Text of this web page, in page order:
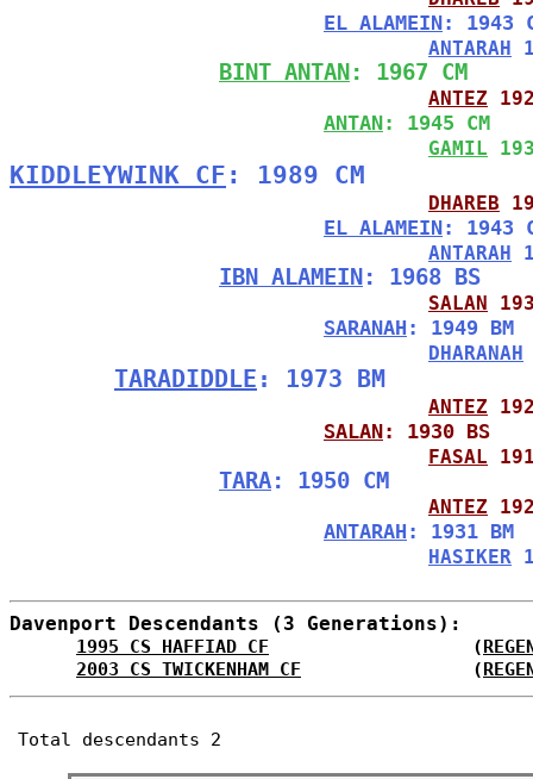
EL ALAMEIN: 1943
ANTARAH
BINT ANTAN: 1967 CM
ANTEZ
ANTAN: 1945 CM
GAMIL
KIDDLEYWINK CF : 1989 CM
DHAREB
EL ALAMEIN: 1943
ANTARAH
IBN ALAMEIN: 1968 BS
SALAN
SARANAH : 1949 BM
DHARANAH
TARADIDDLE : 1973 BM
ANTEZ
SALAN: 1930 BS
FASAL
TARA: 1950 CM
ANTEZ
ANTARAH : 1931 BM
HASIKER
Davenport Descendants (3 Generations):
1995 CS HAFFIAD CF
                   (
2003 CS TWICKENHAM CF
                (
Total descendants 2